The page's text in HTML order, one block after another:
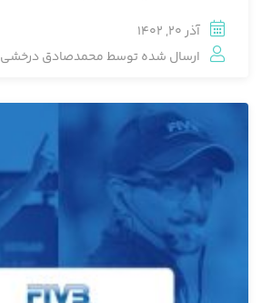
آذر 20, 1402
ارسال شده توسط محمدصادق درخشی